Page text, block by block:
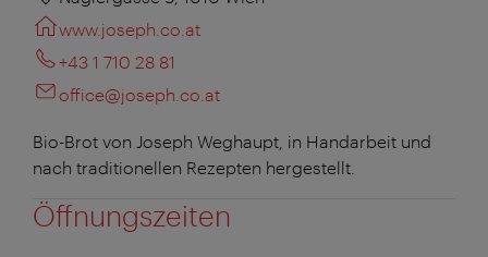
www.joseph.co.at
+43 1 710 28 81
office@joseph.co.at
Bio-Brot von Joseph Weghaupt, in Handarbeit und
nach traditionellen Rezepten hergestellt.
Öffnungszeiten